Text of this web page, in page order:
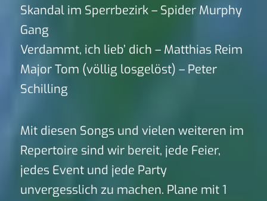
Skandal im Sperrbezirk – Spider Murphy
Gang
Verdammt, ich lieb’ dich – Matthias Reim
Major Tom (völlig losgelöst) – Peter
Schilling
Mit diesen Songs und vielen weiteren im
Repertoire sind wir bereit, jede Feier,
jedes Event und jede Party
unvergesslich zu machen. Plane mit 1